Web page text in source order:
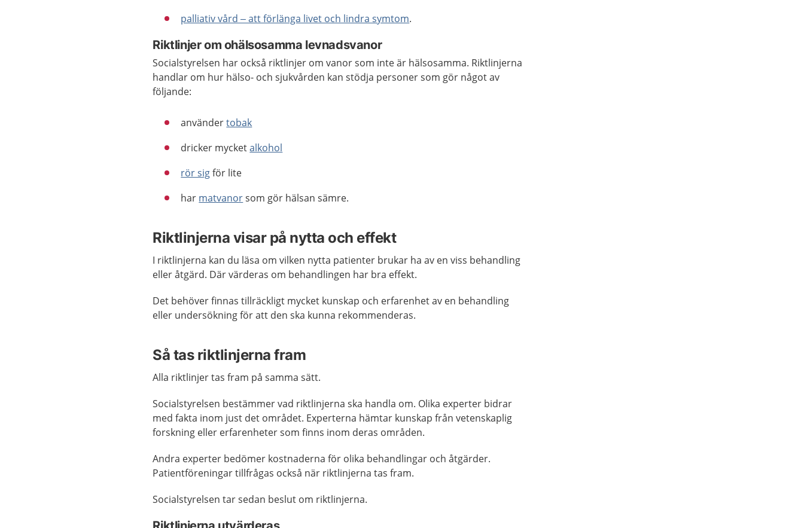
palliativ vård – att förlänga livet och lindra symtom.
Riktlinjer om ohälsosamma levnadsvanor
Socialstyrelsen har också riktlinjer om vanor som inte är hälsosamma. Riktlinjerna
handlar om hur hälso- och sjukvården kan stödja personer som gör något av
följande:
användertobak
dricker mycketalkohol
rör sigför lite
har matvanorsom gör hälsan sämre.
Riktlinjerna visar på nytta och effekt
I riktlinjerna kan du läsa om vilken nytta patienter brukar ha av en viss behandling
eller åtgärd. Där värderas om behandlingen har bra effekt.
Det behöver finnas tillräckligt mycket kunskap och erfarenhet av en behandling
eller undersökning för att den ska kunna rekommenderas.
Så tas riktlinjerna fram
Alla riktlinjer tas fram på samma sätt.
Socialstyrelsen bestämmer vad riktlinjerna ska handla om. Olika experter bidrar
med fakta inom just det området. Experterna hämtar kunskap från vetenskaplig
forskning eller erfarenheter som finns inom deras områden.
Andra experter bedömer kostnaderna för olika behandlingar och åtgärder.
Patientföreningar tillfrågas också när riktlinjerna tas fram.
Socialstyrelsen tar sedan beslut om riktlinjerna.